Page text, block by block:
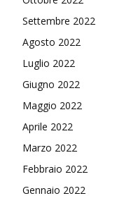
Settembre 2022
Agosto 2022
Luglio 2022
Giugno 2022
Maggio 2022
Aprile 2022
Marzo 2022
Febbraio 2022
Gennaio 2022